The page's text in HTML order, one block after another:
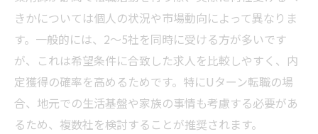
きかについては個人の状況や市場動向によって異なりま
す。一般的には、2～5社を同時に受ける方が多いです
が、これは希望条件に合致した求人を比較しやすく、内
定獲得の確率を高めるためです。特にUターン転職の場
合、地元での生活基盤や家族の事情も考慮する必要があ
るため、複数社を検討することが推奨されます。